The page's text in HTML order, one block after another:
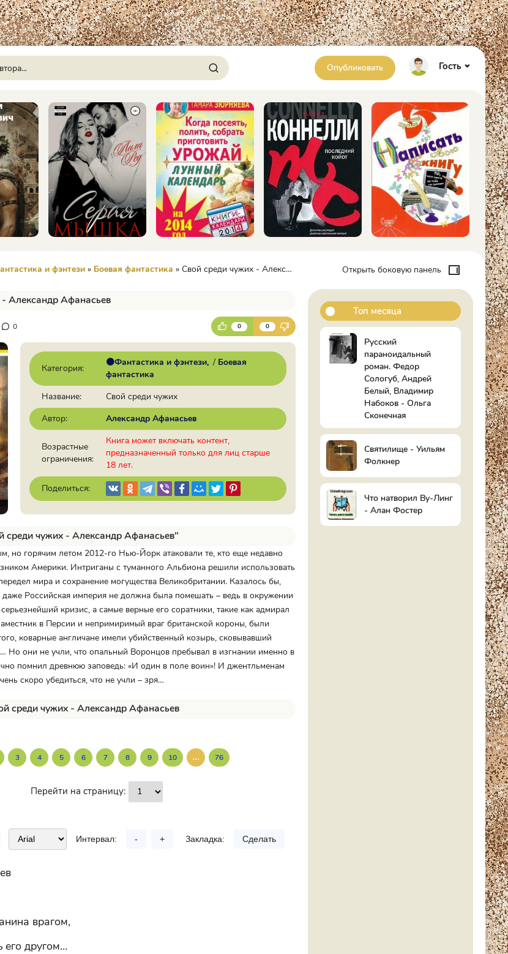
Опубликовать Гость
и фэнтези » Боевая фантастика » Свой среди чужих - Александр Афанасьев
Александр Афанасьев
0 0 0
Категория:
🟠Фантастика и фэнтези / Боевая
фантастика
Название:
Свой среди чужих
Автор:
Александр Афанасьев
Возрастные
ограничения:
Книга может включать контент,
предназначенный только для лиц старше
18 лет.
Поделиться:
среди чужих - Александр Афанасьев"
но горячим летом 2012-го Нью-Йорк атаковали те, кто еще недавно
Америки. Интриганы с туманного Альбиона решили использовать
мира и сохранение могущества Великобритании. Казалось бы,
Российская империя не должна была помешать – ведь в окружении
кризис, а самые верные его соратники, такие как адмирал
в Персии и непримиримый враг британской короны, были
коварные англичане имели убийственный козырь, сковывавший
Но они не учли, что опальный Воронцов пребывал в изгнании именно в
помнил древнюю заповедь: «И один в поле воин»! И джентльменам
скоро убедиться, что не учли – зря…
среди чужих - Александр Афанасьев
3 4 5 6 7 8 9 10 ... 76
Перейти на страницу:
Интервал: - + Закладка: Сделать
врагом,
его другом…
Открыть боковую панель
Топ месяца
Русский
параноидальный
роман. Федор
Сологуб, Андрей
Белый, Владимир
Набоков - Ольга
Сконечная
Святилище - Уильям
Фолкнер
Что натворил Ву-Линг
- Алан Фостер